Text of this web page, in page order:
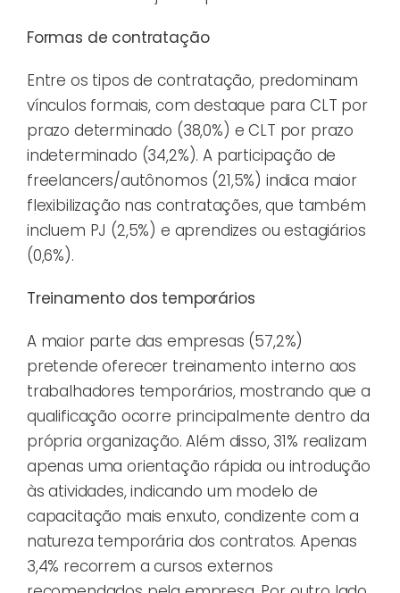
Formas de contratação
Entre os tipos de contratação, predominam
vínculos formais, com destaque para CLT por
prazo determinado (38,0%) e CLT por prazo
indeterminado (34,2%). A participação de
freelancers/autônomos (21,5%) indica maior
flexibilização nas contratações, que também
incluem PJ (2,5%) e aprendizes ou estagiários
(0,6%).
Treinamento dos temporários
A maior parte das empresas (57,2%)
pretende oferecer treinamento interno aos
trabalhadores temporários, mostrando que a
qualificação ocorre principalmente dentro da
própria organização. Além disso, 31% realizam
apenas uma orientação rápida ou introdução
às atividades, indicando um modelo de
capacitação mais enxuto, condizente com a
natureza temporária dos contratos. Apenas
3,4% recorrem a cursos externos